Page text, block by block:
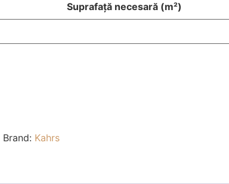
Suprafață necesară (m²)
Brand: Kahrs